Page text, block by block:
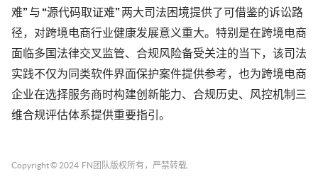
难” 与 “源代码取证难” 两大司法困境提供了可借鉴的诉讼路
径，对跨境电商行业健康发展意义重大。特别是在跨境电商
面临多国法律交叉监管、合规风险备受关注的当下，该司法
实践不仅为同类软件界面保护案件提供参考，也为跨境电商
企业在选择服务商时构建创新能力、合规历史、风控机制三
维合规评估体系提供重要指引。
Copyright © 2024 FN团队 版权所有，严禁转载.